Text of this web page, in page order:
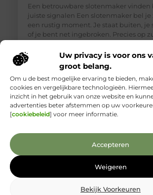
Uw privacy is voor ons
groot belang.
Om u de best mogelijke ervaring te bieden,
cookies en vergelijkbare technologieën.
inzicht in het gebruik van onze website en
advertenties beter afstemmen op uw
[cookiebeleid] voor meer informatie.
Accepteren
Weigeren
Bekijk Voorkeuren
Een betrouwbare slotenmaker
juiste signalen Een slotenmaker bel je
een rustig moment. Je staat buiten, je
of je bent net ingebroken. Precies op
je voor je hebt. Toch is een
slotenmaker in Delft geen
weet waar je